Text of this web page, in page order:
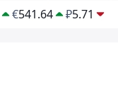
€541.64 ₽5.71